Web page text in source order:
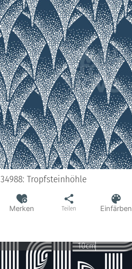
34988: Tropfsteinhöhle
Merken Teilen Einfärben
10cm